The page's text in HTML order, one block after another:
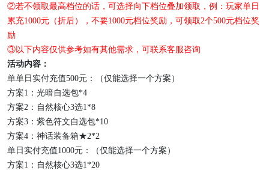
②若不领取最高档位的话，可选择向下档位叠加领取，例：玩家单日
累充1000元（折后），不要1000元档位奖励，可领取2个500元档位奖
励
③以下内容仅供参考如有其他需求，可联系客服咨询
活动内容：
单单日实付充值500元：（仅能选择一个方案）
方案1：光暗自选包*4
方案2：自然核心3选1*8
方案3：紫色符文自选包*10
方案4：神话装备箱★2*2
单日实付充值1000元：（仅能选择一个方案）
方案1：自然核心3选1*20